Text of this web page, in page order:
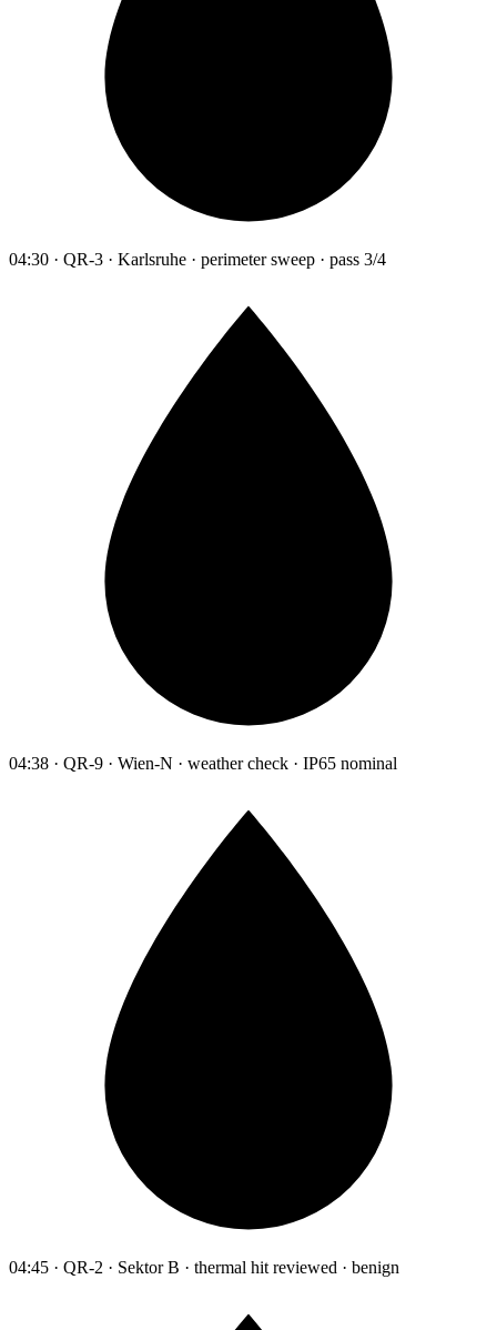
04:30 · QR-3 · Karlsruhe · perimeter sweep · pass 3/4
04:38 · QR-9 · Wien-N · weather check · IP65 nominal
04:45 · QR-2 · Sektor B · thermal hit reviewed · benign